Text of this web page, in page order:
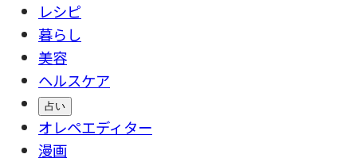
レシピ
暮らし
美容
ヘルスケア
占い
オレペエディター
漫画